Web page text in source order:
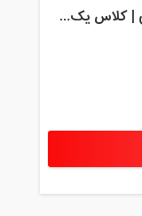
رزرو استاد خصوصی زبان انگلیسی | کلاس یک‌نفره با زهرا اسفندیاری + مشاوره رایگان